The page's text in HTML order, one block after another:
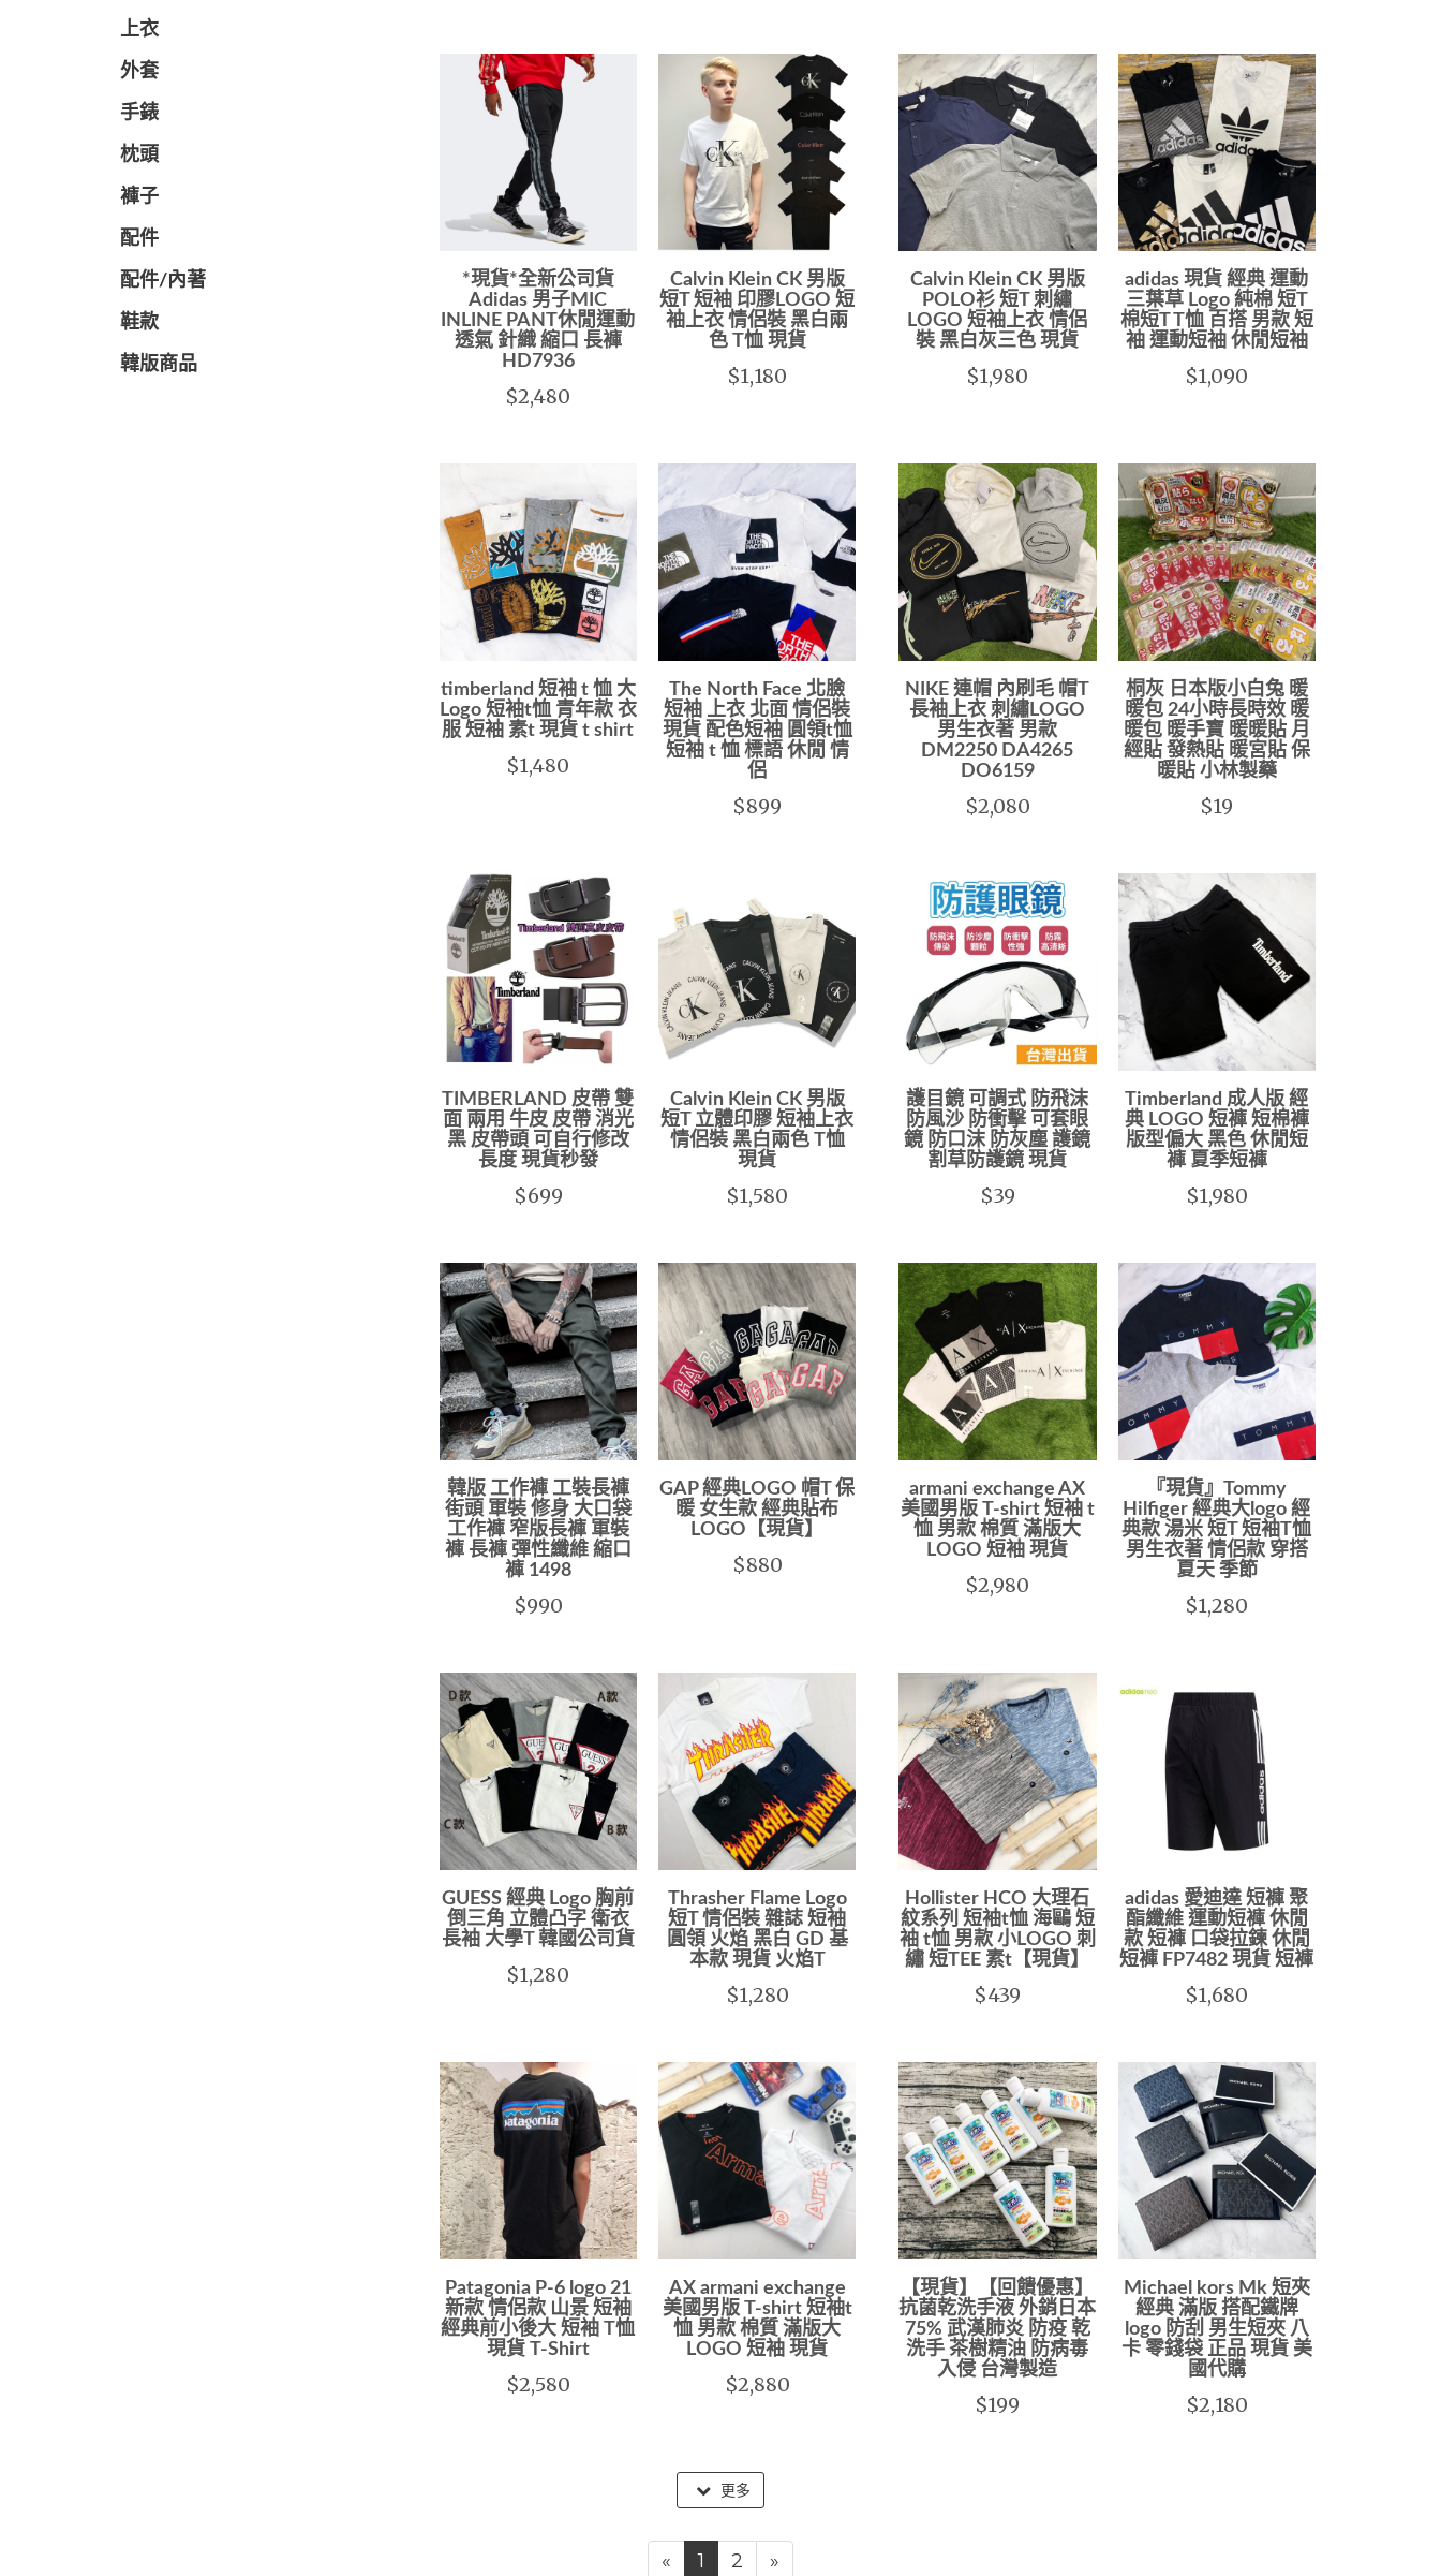
上衣
外套
手錶
枕頭
褲子
配件
配件/內著
鞋款
韓版商品
*現貨*全新公司貨
Adidas 男子MIC
INLINE PANT休閒運動
透氣 針織 縮口 長褲
HD7936
$2,480
Calvin Klein CK 男版
短T 短袖 印膠LOGO 短
袖上衣 情侶裝 黑白兩
色 T恤 現貨
$1,180
Calvin Klein CK 男版
POLO衫 短T 刺繡
LOGO 短袖上衣 情侶
裝 黑白灰三色 現貨
$1,980
adidas 現貨 經典 運動
三葉草 Logo 純棉 短T
棉短T T恤 百搭 男款 短
袖 運動短袖 休閒短袖
$1,090
timberland 短袖 t 恤 大
Logo 短袖t恤 青年款 衣
服 短袖 素t 現貨 t shirt
$1,480
The North Face 北臉
短袖 上衣 北面 情侶裝
現貨 配色短袖 圓領t恤
短袖 t 恤 標語 休閒 情
侶
$899
NIKE 連帽 內刷毛 帽T
長袖上衣 刺繡LOGO
男生衣著 男款
DM2250 DA4265
DO6159
$2,080
桐灰 日本版小白兔 暖
暖包 24小時長時效 暖
暖包 暖手寶 暖暖貼 月
經貼 發熱貼 暖宮貼 保
暖貼 小林製藥
$19
TIMBERLAND 皮帶 雙
面 兩用 牛皮 皮帶 消光
黑 皮帶頭 可自行修改
長度 現貨秒發
$699
Calvin Klein CK 男版
短T 立體印膠 短袖上衣
情侶裝 黑白兩色 T恤
現貨
$1,580
護目鏡 可調式 防飛沫
防風沙 防衝擊 可套眼
鏡 防口沫 防灰塵 護鏡
割草防護鏡 現貨
$39
Timberland 成人版 經
典 LOGO 短褲 短棉褲
版型偏大 黑色 休閒短
褲 夏季短褲
$1,980
韓版 工作褲 工裝長褲
街頭 軍裝 修身 大口袋
工作褲 窄版長褲 軍裝
褲 長褲 彈性纖維 縮口
褲 1498
$990
GAP 經典LOGO 帽T 保
暖 女生款 經典貼布
LOGO【現貨】
$880
armani exchange AX
美國男版 T-shirt 短袖 t
恤 男款 棉質 滿版大
LOGO 短袖 現貨
$2,980
『現貨』Tommy
Hilfiger 經典大logo 經
典款 湯米 短T 短袖T恤
男生衣著 情侶款 穿搭
夏天 季節
$1,280
GUESS 經典 Logo 胸前
倒三角 立體凸字 衛衣
長袖 大學T 韓國公司貨
$1,280
Thrasher Flame Logo
短T 情侶裝 雜誌 短袖
圓領 火焰 黑白 GD 基
本款 現貨 火焰T
$1,280
Hollister HCO 大理石
紋系列 短袖t恤 海鷗 短
袖 t恤 男款 小LOGO 刺
繡 短TEE 素t【現貨】
$439
adidas 愛迪達 短褲 聚
酯纖維 運動短褲 休閒
款 短褲 口袋拉鍊 休閒
短褲 FP7482 現貨 短褲
$1,680
Patagonia P-6 logo 21
新款 情侶款 山景 短袖
經典前小後大 短袖 T恤
現貨 T-Shirt
$2,580
AX armani exchange
美國男版 T-shirt 短袖t
恤 男款 棉質 滿版大
LOGO 短袖 現貨
$2,880
【現貨】【回饋優惠】
抗菌乾洗手液 外銷日本
75% 武漢肺炎 防疫 乾
洗手 茶樹精油 防病毒
入侵 台灣製造
$199
Michael kors Mk 短夾
經典 滿版 搭配鐵牌
logo 防刮 男生短夾 八
卡 零錢袋 正品 現貨 美
國代購
$2,180
更多
« 1 2 »